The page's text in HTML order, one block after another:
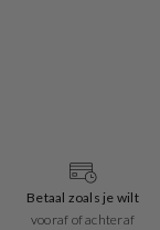
Betaal zoals je wilt
vooraf of achteraf